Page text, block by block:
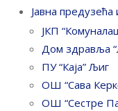
Јавна предузећа
ЈКП
Дом здравља
ПУ “Каја” Љиг
ОШ “Сава
ОШ “Сестре